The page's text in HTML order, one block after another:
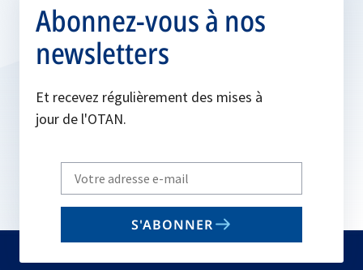
Abonnez-vous à nos
newsletters
Et recevez régulièrement des mises à
jour de l'OTAN.
Write
your
email
S'ABONNER